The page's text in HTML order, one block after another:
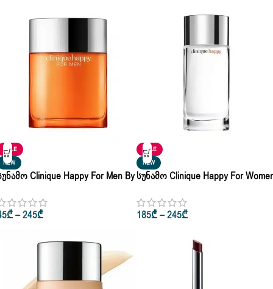
SALE
NEW
Clinique Happy For Men By
₾–245₾
SALE
NEW
Სუნამო Clinique Happy For
100ml
185₾–245₾